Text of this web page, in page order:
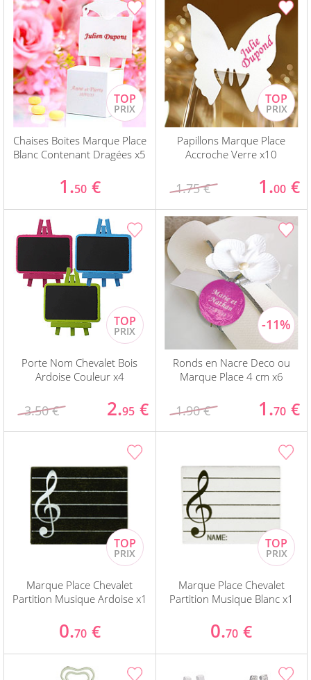
Chaises Boites Marque Place
Blanc Contenant Dragées x5
1.50 €
Papillons Marque Place
Accroche Verre x10
1.75 € 1.00 €
Porte Nom Chevalet Bois
Ardoise Couleur x4
3.50 € 2.95 €
Ronds en Nacre Deco ou
Marque Place 4 cm x6
1.90 € 1.70 €
Marque Place Chevalet
Partition Musique Ardoise x1
0.70 €
Marque Place Chevalet
Partition Musique Blanc x1
0.70 €